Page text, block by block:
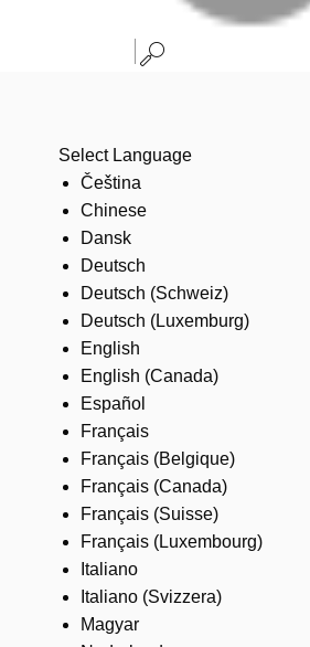
Select Language
Čeština
Chinese
Dansk
Deutsch
Deutsch (Schweiz)
Deutsch (Luxemburg)
English
English (Canada)
Español
Français
Français (Belgique)
Français (Canada)
Français (Suisse)
Français (Luxembourg)
Italiano
Italiano (Svizzera)
Magyar